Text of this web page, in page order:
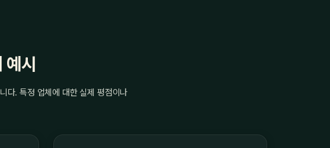
시
다. 특정 업체에 대한 실제 평점이나